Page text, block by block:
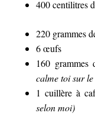
400 centilitres
220 grammes
6 œufs
160 grammes
calme toi sur
1 cuillère à
selon moi)